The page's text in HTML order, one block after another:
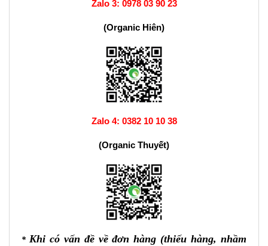
Zalo 3: 0978 03 90 23
(Organic Hiên)
Zalo 4: 0382 10 10 38
(Organic Thuyết)
* Khi có vấn đề về đơn hàng (thiếu hàng, nhầm